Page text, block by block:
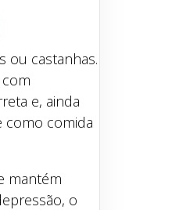
ou castanhas.
e, ainda
como comida
mantém
o